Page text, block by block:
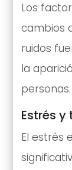
Los
cambios
ruidos
la
personas.
Estrés
El estrés